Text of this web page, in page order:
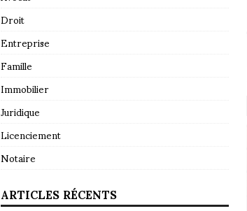
Droit
Entreprise
Famille
Immobilier
Juridique
Licenciement
Notaire
ARTICLES RÉCENTS